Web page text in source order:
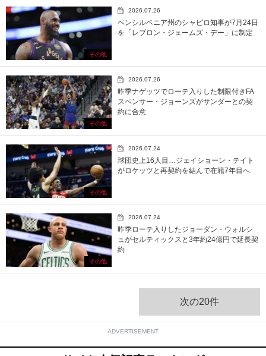
その他
2026.07.26
ペンシルベニア州のシャピロ知事が7月24日
を「レブロン・ジェームズ・デー」に制定
その他
2026.07.26
昨季ナゲッツでローテ入りした制限付きFA
スペンサー・ジョーンズがサンダーとの契
約に合意
その他
2026.07.24
球団史上16人目…ジェイショーン・テイト
がロケッツと再契約を結んで在籍7年目へ
その他
2026.07.24
昨季ローテ入りしたジョーダン・ウォルシ
ュがセルティックスと3年約24億円で延長契
約
次の20件
ADVERTISEMENT